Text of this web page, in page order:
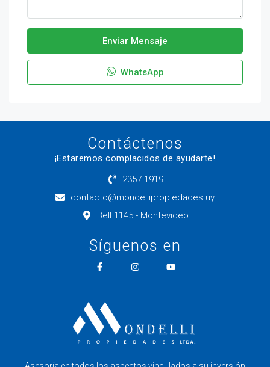
Enviar Mensaje
WhatsApp
Contáctenos
¡Estaremos complacidos de ayudarte!
2357 1919
contacto@mondellipropiedades.uy
Bell 1145 - Montevideo
Síguenos en